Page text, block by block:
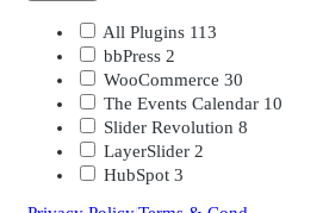
All Plugins 113
bbPress 2
WooCommerce 30
The Events Calendar 10
Slider Revolution 8
LayerSlider 2
HubSpot 3